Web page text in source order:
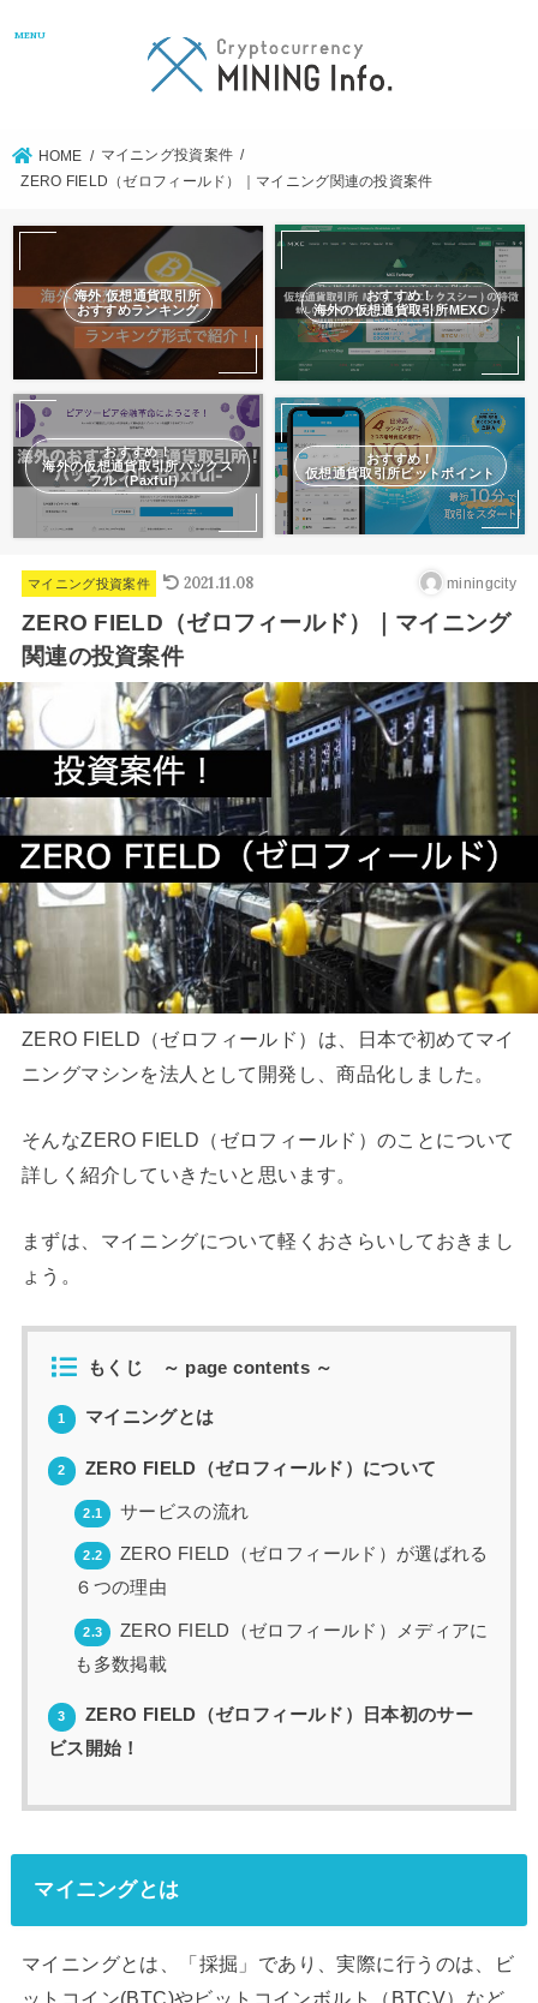
MENU
HOME
マイニング投資案件
ZERO FIELD（ゼロフィールド）｜マイニング関連の投資案件
海外 仮想通貨取引所
おすすめランキング
おすすめ！
海外の仮想通貨取引所MEXC
おすすめ！
海外の仮想通貨取引所パックス
フル（Paxful）
おすすめ！
仮想通貨取引所ビットポイント
マイニング投資案件 2021.11.08 miningcity
ZERO FIELD（ゼロフィールド）｜マイニング
関連の投資案件
ZERO FIELD（ゼロフィールド）は、日本で初めてマイ
ニングマシンを法人として開発し、商品化しました。
そんなZERO FIELD（ゼロフィールド）のことについて
詳しく紹介していきたいと思います。
まずは、マイニングについて軽くおさらいしておきまし
ょう。
もくじ ～ page contents ～
1 マイニングとは
2 ZERO FIELD（ゼロフィールド）について
2.1 サービスの流れ
2.2
ZERO FIELD（ゼロフィールド）が選ばれる
６つの理由
2.3
ZERO FIELD（ゼロフィールド）メディアに
も多数掲載
3
ZERO FIELD（ゼロフィールド）日本初のサー
ビス開始！
マイニングとは
マイニングとは、「採掘」であり、実際に行うのは、ビ
ットコイン(BTC)やビットコインボルト（BTCV）など